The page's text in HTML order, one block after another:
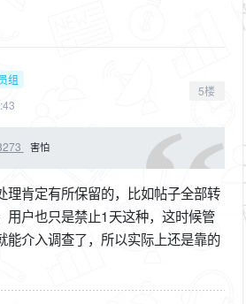
组
5楼
害怕
理肯定有所保留的，比如帖子全部转
用户也只是禁止1天这种，这时候管
能介入调查了，所以实际上还是靠的